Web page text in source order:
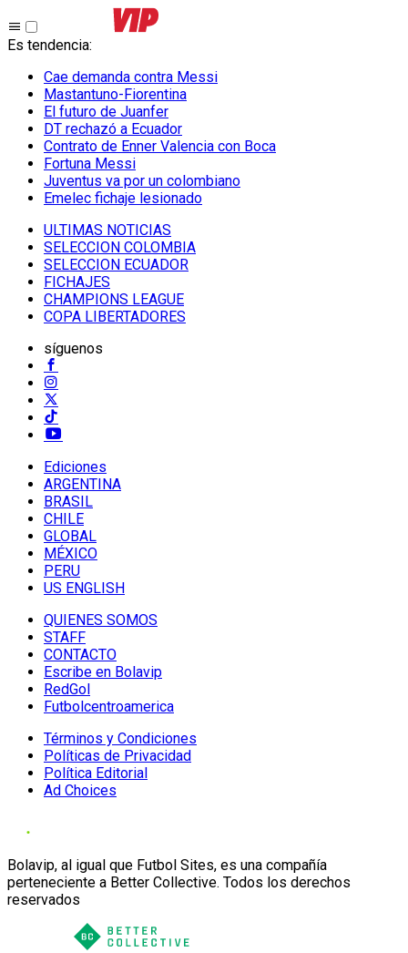
Es tendencia:
Cae demanda contra Messi
Mastantuno-Fiorentina
El futuro de Juanfer
DT rechazó a Ecuador
Contrato de Enner Valencia con Boca
Fortuna Messi
Juventus va por un colombiano
Emelec fichaje lesionado
ULTIMAS NOTICIAS
SELECCION COLOMBIA
SELECCION ECUADOR
FICHAJES
CHAMPIONS LEAGUE
COPA LIBERTADORES
síguenos
Ediciones
ARGENTINA
BRASIL
CHILE
GLOBAL
MÉXICO
PERU
US ENGLISH
QUIENES SOMOS
STAFF
CONTACTO
Escribe en Bolavip
RedGol
Futbolcentroamerica
Términos y Condiciones
Políticas de Privacidad
Política Editorial
Ad Choices
Bolavip, al igual que Futbol Sites, es una compañía
perteneciente a Better Collective. Todos los derechos
reservados